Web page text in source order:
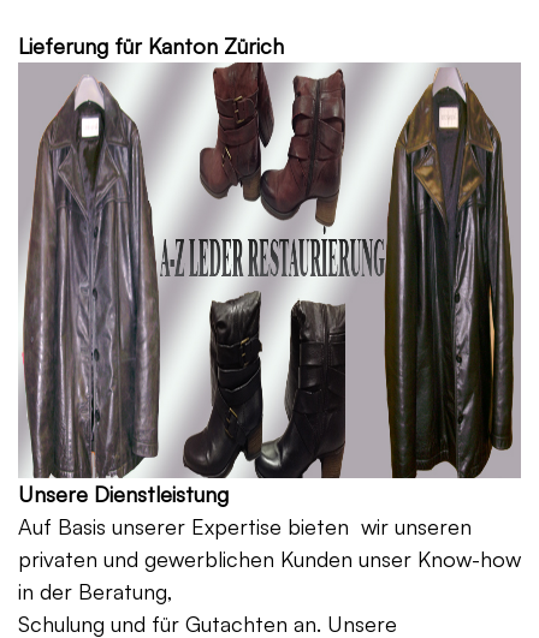
Lieferung für Kanton Zürich
Unsere Dienstleistung
Auf Basis unserer Expertise bieten wir unseren
privaten und gewerblichen Kunden unser Know-how
in der Beratung,
Schulung und für Gutachten an. Unsere